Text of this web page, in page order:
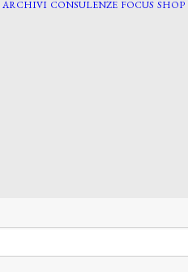
ARCHIVI CONSULENZE FOCUS SHOP